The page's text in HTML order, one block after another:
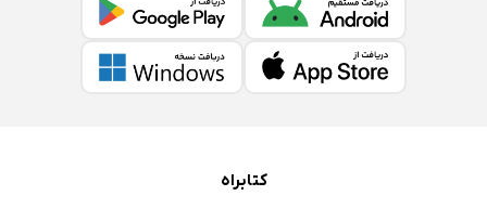
کتابراه